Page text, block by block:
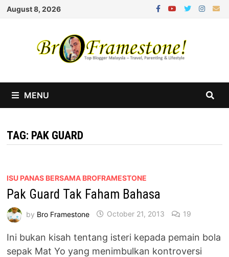
Skip
August 8, 2026
MENU
TAG: PAK GUARD
ISU PANAS BERSAMA BROFRAMESTONE
Pak Guard Tak Faham Bahasa
by Bro Framestone October 21, 2013 19
Ini bukan kisah tentang isteri kepada pemain bola
sepak Mat Yo yang menimbulkan kontroversi